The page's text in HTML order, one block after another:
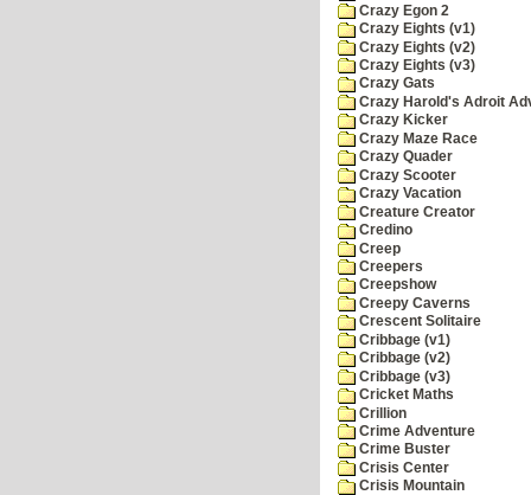
Crazy Egon 2
Crazy Eights (v1)
Crazy Eights (v2)
Crazy Eights (v3)
Crazy Gats
Crazy Harold's Adroit
Crazy Kicker
Crazy Maze Race
Crazy Quader
Crazy Scooter
Crazy Vacation
Creature Creator
Credino
Creep
Creepers
Creepshow
Creepy Caverns
Crescent Solitaire
Cribbage (v1)
Cribbage (v2)
Cribbage (v3)
Cricket Maths
Crillion
Crime Adventure
Crime Buster
Crisis Center
Crisis Mountain